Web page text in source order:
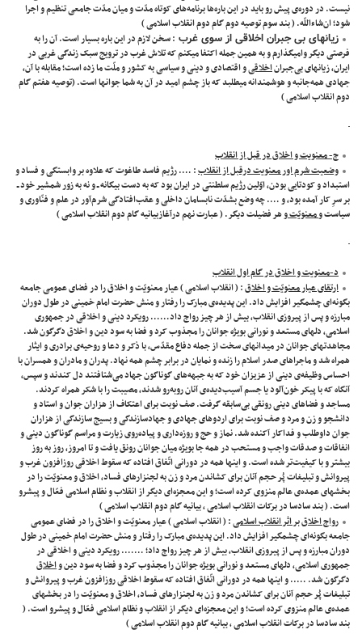
نیست. در دوره‌ی پیش ‌رو باید در این باره‌ها برنامه‌های کوتاه مدّت و میان مدّت جامعی تنظیم و اجرا
شود؛ ان‌شاء‌اللّه. ( بند سوم توصیه دوم گام دوم انقلاب اسلامی )
زیانهای بی جبران اخلاقی از سوی غرب : سخن لازم در این باره بسیار است. آن را به
فرصتی دیگر وامیگذارم و به همین جمله اکتفا میکنم که تلاش غرب در ترویج سبک زندگی غربی در
ایران، زیانهای بی‌جبراناخلاقیو اقتصادی و دینی و سیاسی به کشور و ملّت ما زده است؛ مقابله با آن،
جهادی همه‌جانبه و هوشمندانه میطلبد که باز چشم امید در آن به شما جوانها است. (توصیه هفتم گام
دوم انقلاب اسلامی )
ج- معنویت و اخلاق در قبل از انقلاب
وضعیت شرم اور معنویت درقبل از انقلاب: …. رژیم فاسد طاغوت که علاوه ‌بر وابستگی و فساد و
استبداد و کودتایی بودن، اوّلین رژیم سلطنتی در ایران بود که به دست بیگانه ــ و نه به زور شمشیر خود ــ
بر سرِ کار آمده بود، و …. چه وضع بشدّت نابسامان داخلی و عقب‌افتادگی شرم‌آور در علم و فنّاوری و
سیاست ومعنویّتو هر فضیلت دیگر. ( عبارت نهم درآغازبیانیه گام دوم انقلاب اسلامی )
د-معنویت و اخلاق در گام اول انقلاب
ارتقای عیار معنویّت و اخلاق: ( انقلاب اسلامی ) عیار معنویّت و اخلاق را در فضای عمومی جامعه
بگونه‌ای چشمگیر افزایش داد. این پدیده‌ی مبارک را رفتار و منش حضرت امام خمینی در طول دوران
مبارزه و پس ‌از پیروزی انقلاب، بیش ‌از هر چیز رواج داد…… رویکرد دینی و اخلاقی در جمهوری
اسلامی، دلهای مستعد و نورانی بویژه جوانان را مجذوب کرد و فضا به سود دین و اخلاق دگرگون شد.
مجاهدتهای جوانان در میدانهای سخت از جمله دفاع مقدّس، با ذکر و دعا و روحیه‌ی برادری و ایثار
همراه شد و ماجراهای صدر اسلام را زنده و نمایان در برابر چشم همه نهاد. پدران و مادران و همسران با
احساس وظیفه‌ی دینی از عزیزان خود که به جبهه‌های گوناگون جهاد می‌شتافتند دل کندند و سپس،
آنگاه که با پیکر خون‌آلود یا جسم آسیب‌دیده‌ی آنان روبه‌رو شدند، مصیبت را با شکر همراه کردند.
مساجد و فضاهای دینی رونقی بی‌سابقه گرفت. صف نوبت برای اعتکاف از هزاران جوان و استاد و
دانشجو و زن و مرد و صف نوبت برای اردوهای جهادی و جهادسازندگی و بسیج سازندگی از هزاران
جوان داوطلب و فداکار آکنده شد. نماز و حج و روزه‌داری و پیاده‌روی زیارت و مراسم گوناگون دینی و
انفاقات و صدقات واجب و مستحب در همه جا بویژه میان جوانان رونق یافت و تا امروز، روز به روز
بیشتر و با کیفیت‌تر شده است. و اینها همه در دورانی اتّفاق افتاده که سقوط اخلاقی روزافزون غرب و
پیروانش و تبلیغات پُر حجم آنان برای کشاندن مرد و زن به لجنزارهای فساد، اخلاق و معنویّت را در
بخشهای عمده‌ی عالم منزوی کرده است؛ و این معجزه‌ای دیگر از انقلاب و نظام اسلامی فعّال و پیشرو
است. ( بند سادسا در برکات انقلاب اسلامی ، بیانیه گام دوم انقلاب اسلامی )
رواج اخلاق بر اثر انقلاب اسلامی: ( انقلاب اسلامی ) عیار معنویّت و اخلاق را در فضای عمومی
جامعه بگونه‌ای چشمگیر افزایش داد. این پدیده‌ی مبارک را رفتار و منش حضرت امام خمینی در طول
دوران مبارزه و پس ‌از پیروزی انقلاب، بیش ‌از هر چیز رواج داد؛ ……. رویکرد دینی و اخلاقی در
جمهوری اسلامی، دلهای مستعد و نورانی بویژه جوانان را مجذوب کرد و فضا به سود دین واخلاق
دگرگون شد. ….. و اینها همه در دورانی اتّفاق افتاده که سقوط اخلاقی روزافزون غرب و پیروانش و
تبلیغات پُر حجم آنان برای کشاندن مرد و زن به لجنزارهای فساد، اخلاق و معنویّت را در بخشهای
عمده‌ی عالم منزوی کرده است؛ و این معجزه‌ای دیگر از انقلاب و نظام اسلامی فعّال و پیشرو است. (
بند سادسا در برکات انقلاب اسلامی ، بیانیه گام دوم انقلاب اسلامی )